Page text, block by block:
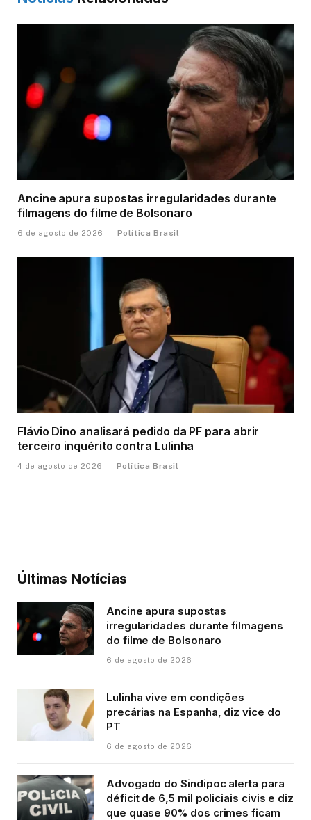
Ancine apura supostas irregularidades durante
filmagens do filme de Bolsonaro
6 de agosto de 2026 Política Brasil
Flávio Dino analisará pedido da PF para abrir
terceiro inquérito contra Lulinha
4 de agosto de 2026 Política Brasil
Últimas Notícias
Ancine apura supostas
irregularidades durante filmagens
do filme de Bolsonaro
6 de agosto de 2026
Lulinha vive em condições
precárias na Espanha, diz vice do
PT
6 de agosto de 2026
Advogado do Sindipoc alerta para
déficit de 6,5 mil policiais civis e diz
que quase 90% dos crimes ficam